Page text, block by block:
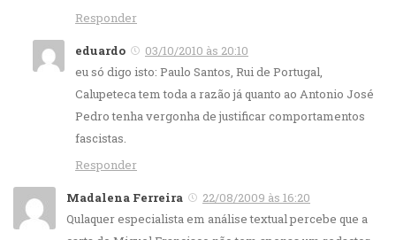
Responder
eduardo
03/10/2010 às 20:10
eu só digo isto: Paulo Santos, Rui de Portugal,
Calupeteca tem toda a razão já quanto ao Antonio José
Pedro tenha vergonha de justificar comportamentos
fascistas.
Responder
Madalena Ferreira
22/08/2009 às 16:20
Qulaquer especialista em análise textual percebe que a